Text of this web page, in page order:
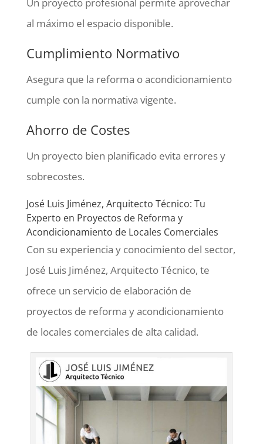
al máximo el espacio disponible.
Cumplimiento Normativo
Asegura que la reforma o acondicionamiento
cumple con la normativa vigente.
Ahorro de Costes
Un proyecto bien planificado evita errores y
sobrecostes.
José Luis Jiménez, Arquitecto Técnico: Tu
Experto en Proyectos de Reforma y
Acondicionamiento de Locales Comerciales
Con su experiencia y conocimiento del sector,
José Luis Jiménez, Arquitecto Técnico, te
ofrece un servicio de elaboración de
proyectos de reforma y acondicionamiento
de locales comerciales de alta calidad.